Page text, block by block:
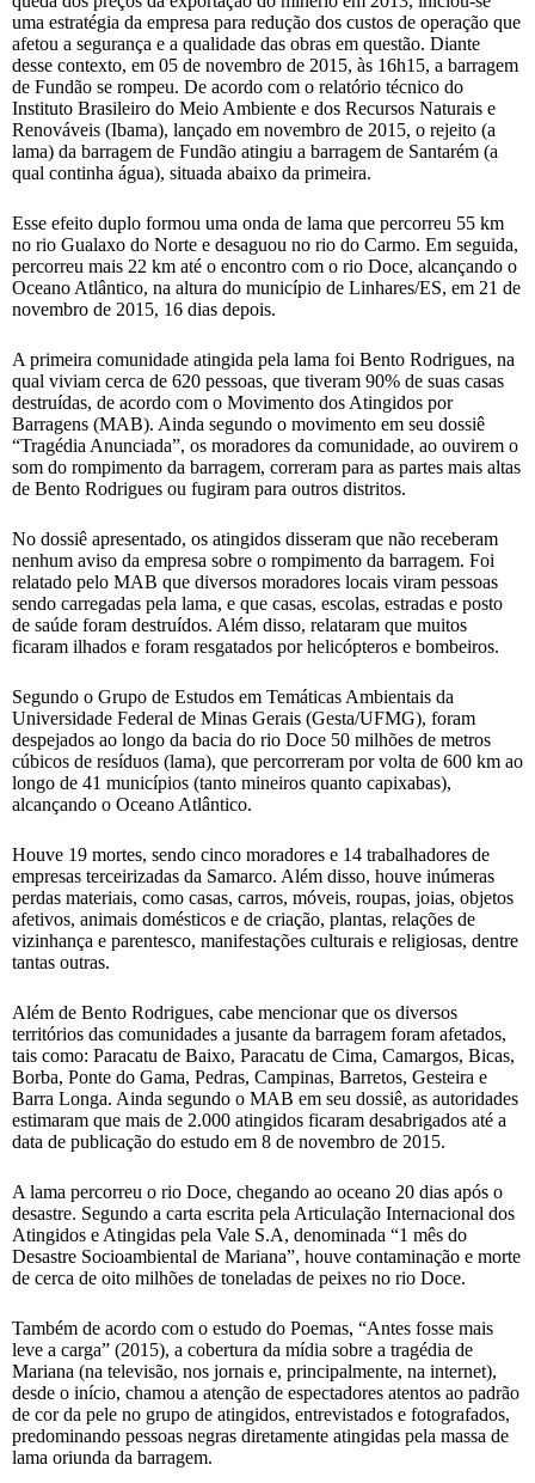
uma estratégia da empresa para redução dos custos de operação que
afetou a segurança e a qualidade das obras em questão. Diante
desse contexto, em 05 de novembro de 2015, às 16h15, a barragem
de Fundão se rompeu. De acordo com o relatório técnico do
Instituto Brasileiro do Meio Ambiente e dos Recursos Naturais e
Renováveis (Ibama), lançado em novembro de 2015, o rejeito (a
lama) da barragem de Fundão atingiu a barragem de Santarém (a
qual continha água), situada abaixo da primeira.
Esse efeito duplo formou uma onda de lama que percorreu 55 km
no rio Gualaxo do Norte e desaguou no rio do Carmo. Em seguida,
percorreu mais 22 km até o encontro com o rio Doce, alcançando o
Oceano Atlântico, na altura do município de Linhares/ES, em 21 de
novembro de 2015, 16 dias depois.
A primeira comunidade atingida pela lama foi Bento Rodrigues, na
qual viviam cerca de 620 pessoas, que tiveram 90% de suas casas
destruídas, de acordo com o Movimento dos Atingidos por
Barragens (MAB). Ainda segundo o movimento em seu dossiê
“Tragédia Anunciada”, os moradores da comunidade, ao ouvirem o
som do rompimento da barragem, correram para as partes mais altas
de Bento Rodrigues ou fugiram para outros distritos.
No dossiê apresentado, os atingidos disseram que não receberam
nenhum aviso da empresa sobre o rompimento da barragem. Foi
relatado pelo MAB que diversos moradores locais viram pessoas
sendo carregadas pela lama, e que casas, escolas, estradas e posto
de saúde foram destruídos. Além disso, relataram que muitos
ficaram ilhados e foram resgatados por helicópteros e bombeiros.
Segundo o Grupo de Estudos em Temáticas Ambientais da
Universidade Federal de Minas Gerais (Gesta/UFMG), foram
despejados ao longo da bacia do rio Doce 50 milhões de metros
cúbicos de resíduos (lama), que percorreram por volta de 600 km ao
longo de 41 municípios (tanto mineiros quanto capixabas),
alcançando o Oceano Atlântico.
Houve 19 mortes, sendo cinco moradores e 14 trabalhadores de
empresas terceirizadas da Samarco. Além disso, houve inúmeras
perdas materiais, como casas, carros, móveis, roupas, joias, objetos
afetivos, animais domésticos e de criação, plantas, relações de
vizinhança e parentesco, manifestações culturais e religiosas, dentre
tantas outras.
Além de Bento Rodrigues, cabe mencionar que os diversos
territórios das comunidades a jusante da barragem foram afetados,
tais como: Paracatu de Baixo, Paracatu de Cima, Camargos, Bicas,
Borba, Ponte do Gama, Pedras, Campinas, Barretos, Gesteira e
Barra Longa. Ainda segundo o MAB em seu dossiê, as autoridades
estimaram que mais de 2.000 atingidos ficaram desabrigados até a
data de publicação do estudo em 8 de novembro de 2015.
A lama percorreu o rio Doce, chegando ao oceano 20 dias após o
desastre. Segundo a carta escrita pela Articulação Internacional dos
Atingidos e Atingidas pela Vale S.A, denominada “1 mês do
Desastre Socioambiental de Mariana”, houve contaminação e morte
de cerca de oito milhões de toneladas de peixes no rio Doce.
Também de acordo com o estudo do Poemas, “Antes fosse mais
leve a carga” (2015), a cobertura da mídia sobre a tragédia de
Mariana (na televisão, nos jornais e, principalmente, na internet),
desde o início, chamou a atenção de espectadores atentos ao padrão
de cor da pele no grupo de atingidos, entrevistados e fotografados,
predominando pessoas negras diretamente atingidas pela massa de
lama oriunda da barragem.